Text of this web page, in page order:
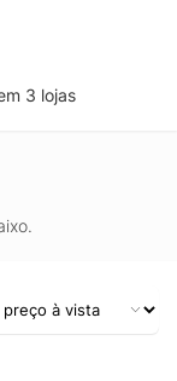
3 lojas